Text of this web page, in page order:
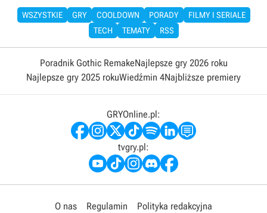
WSZYSTKIE GRY COOLDOWN PORADY
FILMY I SERIALE
TECH
TEMATY RSS
Poradnik Gothic RemakeNajlepsze gry 2026 roku
Najlepsze gry 2025 rokuWiedźmin 4Najbliższe premiery
GRYOnline.pl:
tvgry.pl:
O nas Regulamin
Polityka redakcyjna